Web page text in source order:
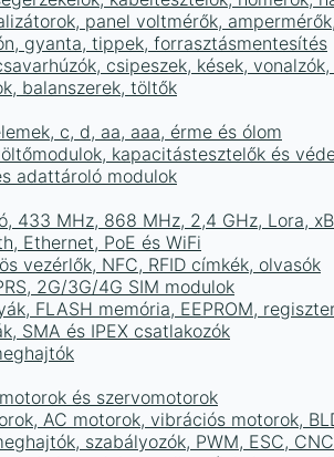
panel voltmérők,
gyanta, tippek, forrasztásmentesítés
csipeszek, kések,
balanszerek, töltők
c, d, aa, aaa, érme és ólom
kapacitástesztelők és
adattároló modulok
433 MHz, 868 MHz, 2,4 GHz, Lora,
Ethernet, PoE és WiFi
vezérlők, NFC, RFID címkék, olvasók
2G/3G/4G SIM modulok
FLASH memória, EEPROM,
SMA és IPEX csatlakozók
és szervomotorok
AC motorok, vibrációs motorok,
szabályozók, PWM, ESC,